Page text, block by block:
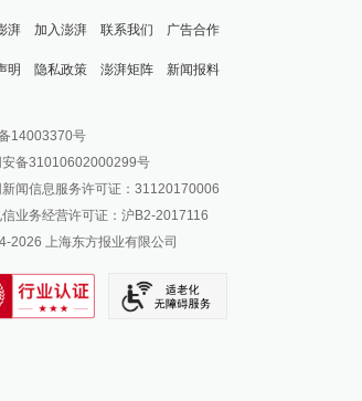
湃 加入澎湃 联系我们 广告合作
明 隐私政策 澎湃矩阵
澎湃新闻公众号
澎湃新闻抖音号
派生万物开放平台
IP SHANGHAI
SIXTH TONE
新闻报料
邮箱: news@thepaper.cn
14003370号
安备31010602000299号
闻信息服务许可证：31120170006
业务经营许可证：沪B2-2017116
2026 上海东方报业有限公司